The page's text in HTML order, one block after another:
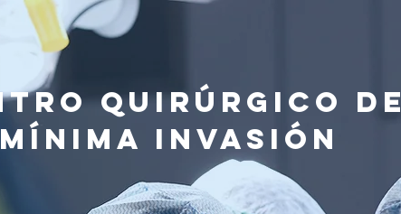
Quirúrgico de
Mínima Invasión